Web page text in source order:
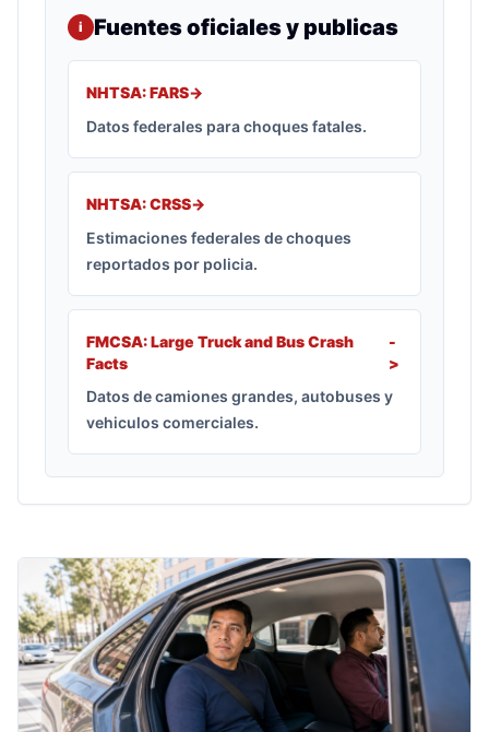
i Fuentes oficiales y publicas
NHTSA: FARS->
Datos federales para choques fatales.
NHTSA: CRSS->
Estimaciones federales de choques
reportados por policia.
FMCSA: Large Truck and Bus Crash
Facts
-
>
Datos de camiones grandes, autobuses y
vehiculos comerciales.